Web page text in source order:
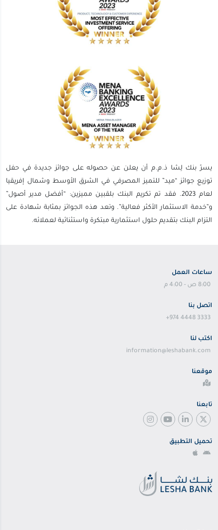
يسرّ بنك لِشا ذ.م.م أن يعلن عن حصوله على جوائز جديدة في حفل
توزيع جوائز “ميد” للتميز المصرفي في الشرق الأوسط وشمال إفريقيا
لعام 2023. فقد تم تكريم البنك بلقبين مميزين: “أفضل مدير أصول”
و”خدمة الاستثمار الأكثر فعالية”. وتعد هذه الجوائز بمثابة شهادة على
التزام البنك بتقديم حلول استثمارية مبتكرة واستثنائية لعملائه.
ساعات العمل
8:00 ص - 4:00 م
اتصل بنا
+974 4448 3333
اكتب لنا
information@leshabank.com
موقعنا
تابعنا
تحميل التطبيق